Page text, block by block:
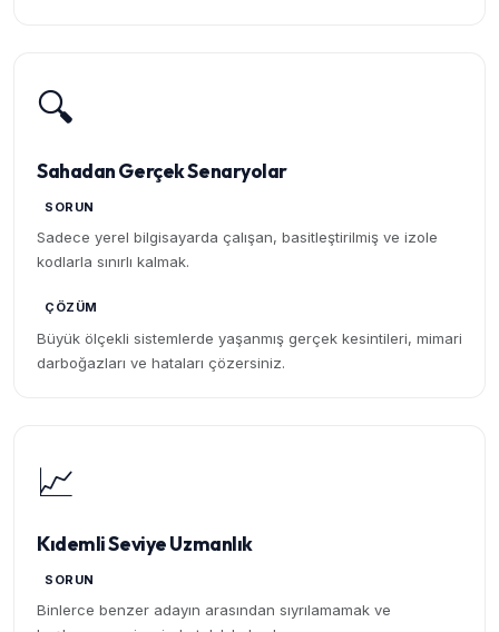
🔍
Sahadan Gerçek Senaryolar
SORUN
Sadece yerel bilgisayarda çalışan, basitleştirilmiş ve izole
kodlarla sınırlı kalmak.
ÇÖZÜM
Büyük ölçekli sistemlerde yaşanmış gerçek kesintileri, mimari
darboğazları ve hataları çözersiniz.
📈
Kıdemli Seviye Uzmanlık
SORUN
Binlerce benzer adayın arasından sıyrılamamak ve